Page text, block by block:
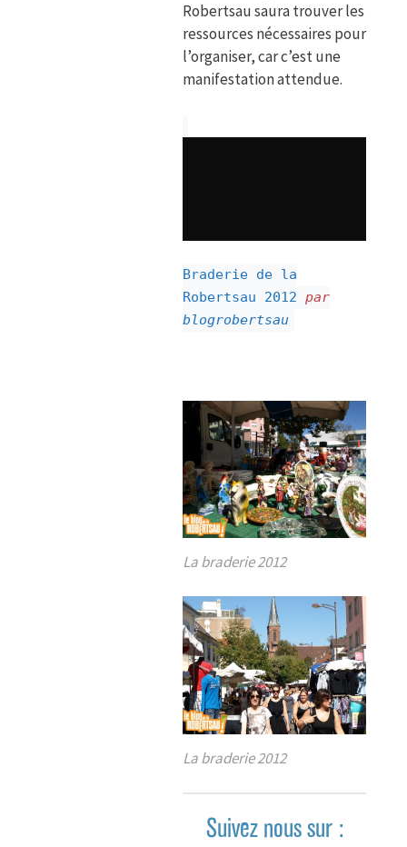
Robertsau saura trouver les
ressources nécessaires pour
l’organiser, car c’est une
manifestation attendue.
Braderie de la
Robertsau 2012 par
blogrobertsau
La braderie 2012
La braderie 2012
Suivez nous sur :